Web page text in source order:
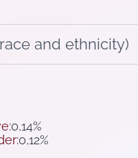
and ethnicity)
:0,14%
:0,12%